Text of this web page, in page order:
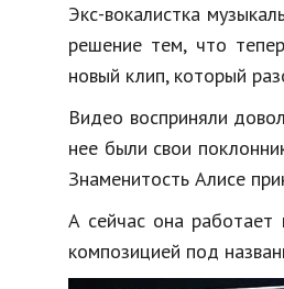
Экс-вокалистка
решение тем, что
новый клип, который
Видео восприняли
нее были свои
Знаменитость Алисе
А сейчас она
композицией под